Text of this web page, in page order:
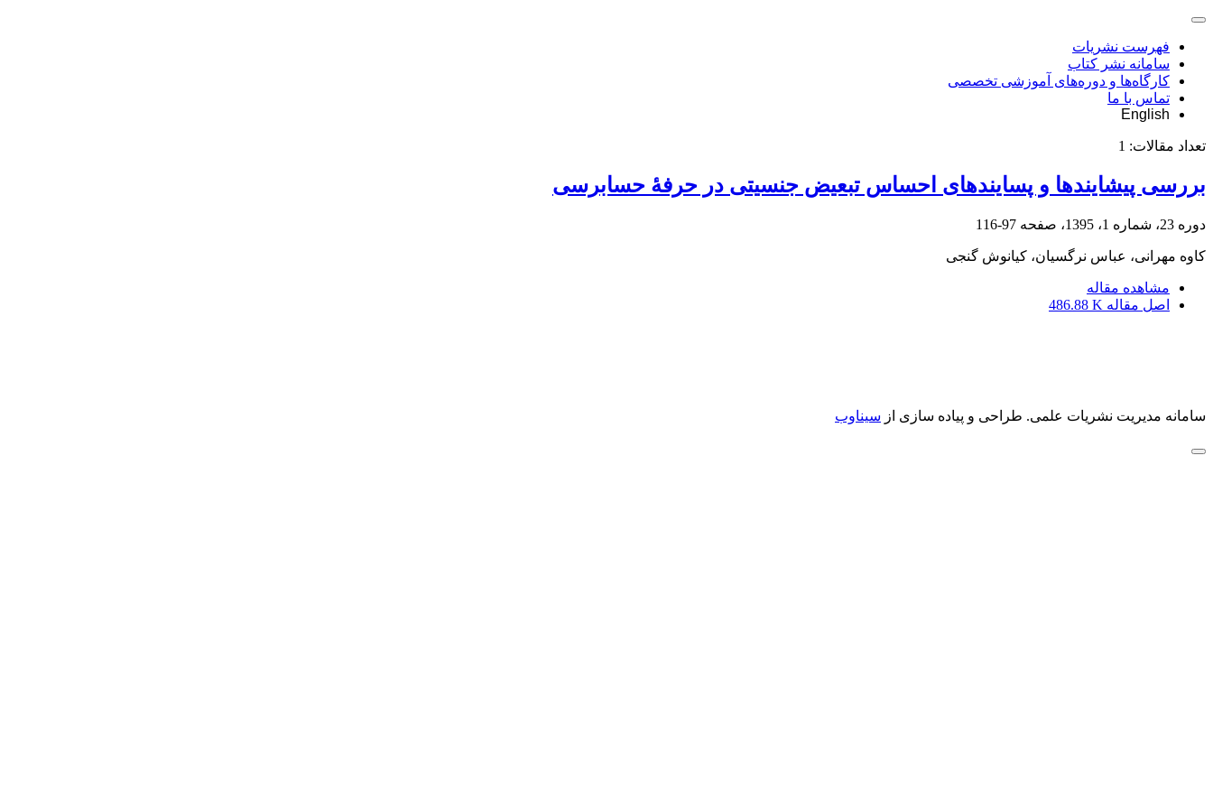
فهرست نشریات
سامانه نشر کتاب
کارگاه‌ها و دوره‌های آموزشی تخصصی
تماس با ما
English
تعداد مقالات: 1
بررسی پیشایندها و پسایندهای احساس تبعیض جنسیتی در حرفۀ حسابرسی
دوره 23، شماره 1، 1395، صفحه 97-116
کاوه مهرانی، عباس نرگسیان، کیانوش گنجی
مشاهده مقاله
اصل مقاله 486.88 K
سامانه مدیریت نشریات علمی. طراحی و پیاده سازی از سیناوب